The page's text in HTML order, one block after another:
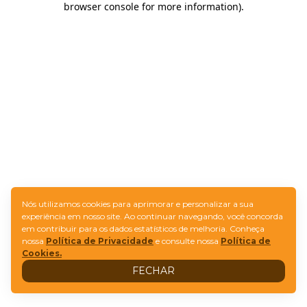
browser console for more information).
Nós utilizamos cookies para aprimorar e personalizar a sua
experiência em nosso site. Ao continuar navegando, você concorda
em contribuir para os dados estatísticos de melhoria. Conheça
nossa Política de Privacidade e consulte nossa Política de
Cookies.
FECHAR